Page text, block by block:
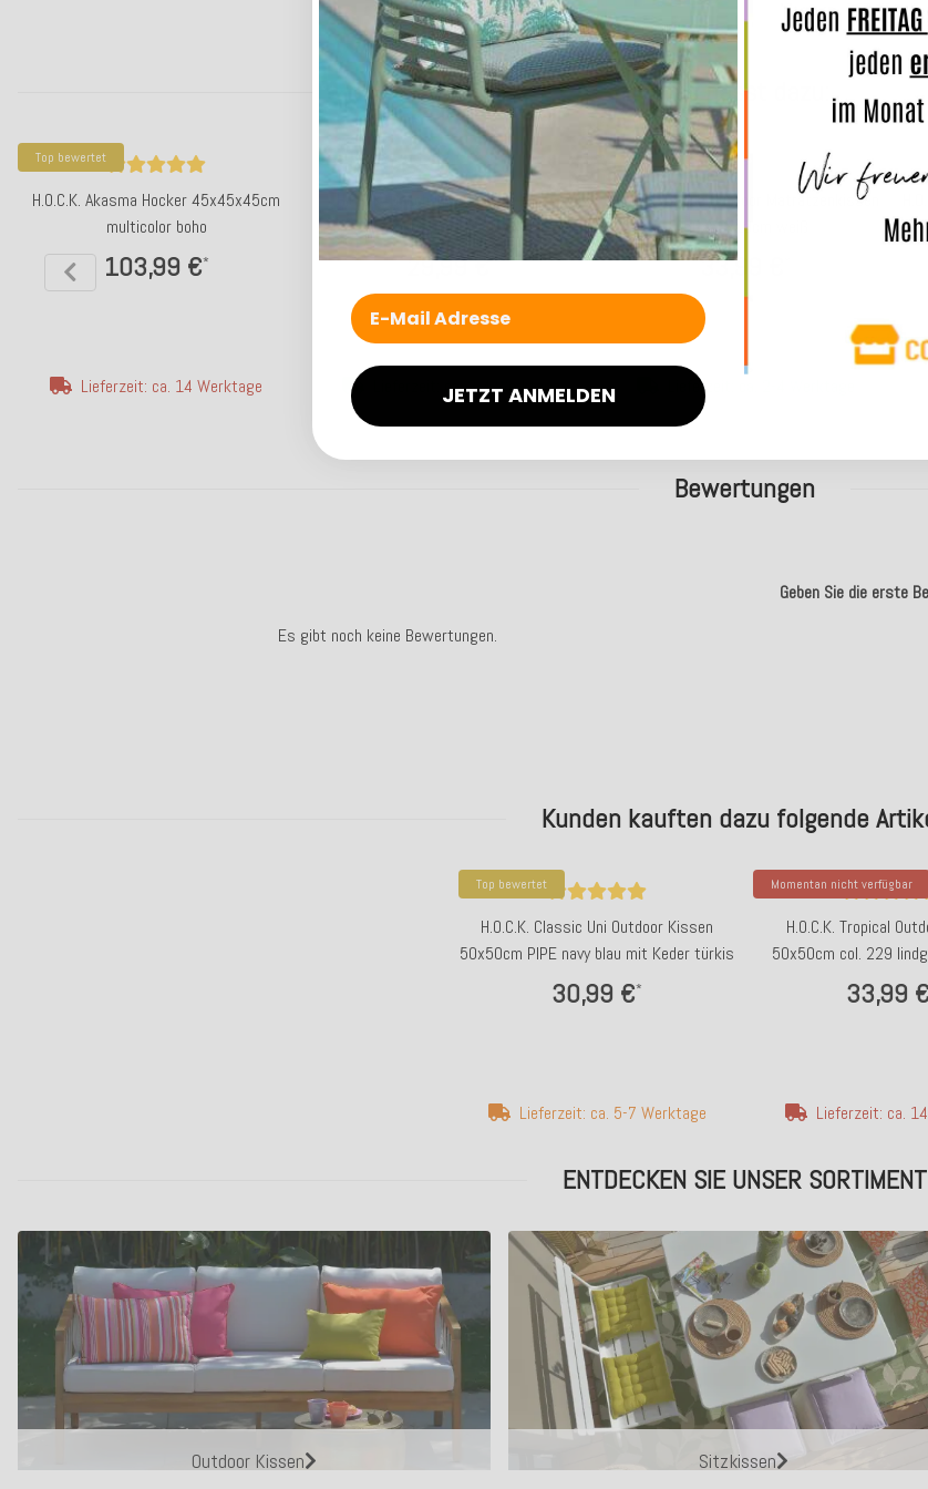
Bewertungen
Geben Sie die erste
Es gibt noch keine Bewertungen.
Das passt dazu:
Top bewertet
H.O.C.K. Akasma Hocker 45x45x45cm
multicolor boho
103,99 €*
Lieferzeit: ca. 14 Werktage
Top bewertet
H.O.C.K. Beach Life Outdoor Kissen
50x50cm Zoe 07
29,99 €*
Lieferzeit: ca. 2-4 Werktage
H.O.C.K. Caribe Outdoor Matratzenkissen
50x50x10cm weiß
33,99 €
Lieferzeit: ca. 2-4 Werktage
Kunden kauften dazu folgende
Top bewertet
H.O.C.K. Classic Uni Outdoor Kissen
50x50cm PIPE navy blau mit Keder türkis
30,99 €*
Lieferzeit: ca. 5-7 Werktage
Momentan nicht verfügbar
H.O.C.K. Tropical
50x50cm col. 229
Keder lindgrün
33,99 €
Lieferzeit: ca.
ENTDECKEN SIE UNSER SORTIMENT
Outdoor Kissen Sitzkissen
JETZT ANMELDEN